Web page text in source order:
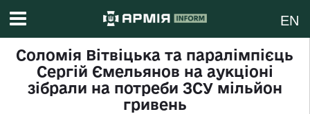
EN
Соломія Вітвіцька та паралімпієць
Сергій Ємельянов на аукціоні
зібрали на потреби ЗСУ мільйон
гривень